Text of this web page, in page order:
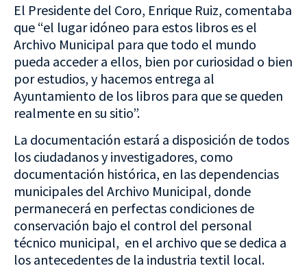
El Presidente del Coro, Enrique Ruiz, comentaba
que “el lugar idóneo para estos libros es el
Archivo Municipal para que todo el mundo
pueda acceder a ellos, bien por curiosidad o bien
por estudios, y hacemos entrega al
Ayuntamiento de los libros para que se queden
realmente en su sitio”.
La documentación estará a disposición de todos
los ciudadanos y investigadores, como
documentación histórica, en las dependencias
municipales del Archivo Municipal, donde
permanecerá en perfectas condiciones de
conservación bajo el control del personal
técnico municipal, en el archivo que se dedica a
los antecedentes de la industria textil local.